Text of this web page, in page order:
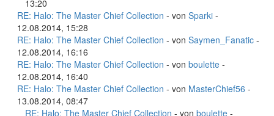
13:20
RE: Halo: The Master Chief Collection - von Sparki -
12.08.2014, 15:28
RE: Halo: The Master Chief Collection - von Saymen_Fanatic -
12.08.2014, 16:16
RE: Halo: The Master Chief Collection - von boulette -
12.08.2014, 16:40
RE: Halo: The Master Chief Collection - von MasterChief56 -
13.08.2014, 08:47
RE: Halo: The Master Chief Collection - von boulette -